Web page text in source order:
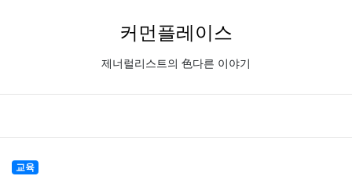
커먼플레이스
제너럴리스트의 色다른 이야기
교육